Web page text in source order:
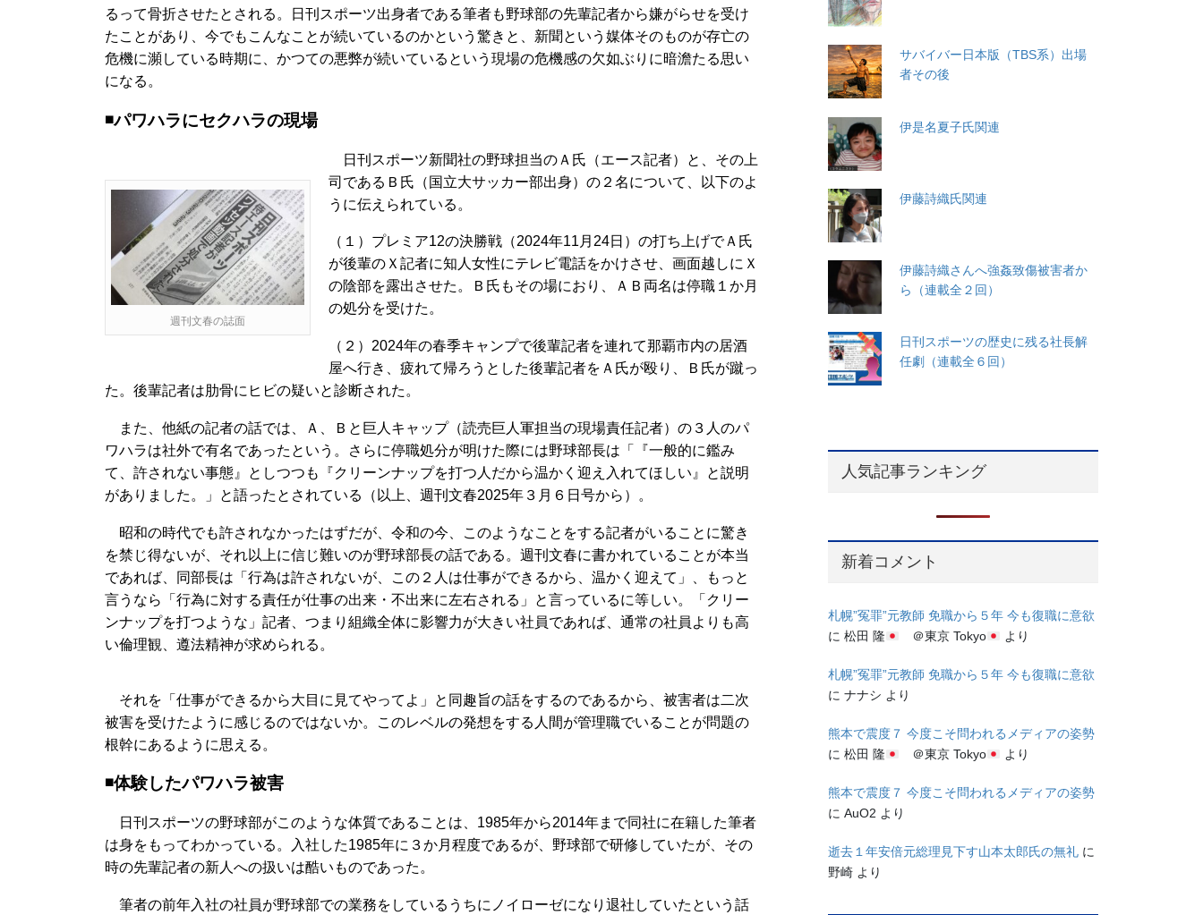
るって骨折させたとされる。日刊スポーツ出身者である筆者も野球部の先輩記者から嫌がらせを受け
たことがあり、今でもこんなことが続いているのかという驚きと、新聞という媒体そのものが存亡の
危機に瀕している時期に、かつての悪弊が続いているという現場の危機感の欠如ぶりに暗澹たる思い
になる。
◾️パワハラにセクハラの現場
週刊文春の誌面
日刊スポーツ新聞社の野球担当のＡ氏（エース記者）と、その上
司であるＢ氏（国立大サッカー部出身）の２名について、以下のよ
うに伝えられている。
（１）プレミア12の決勝戦（2024年11月24日）の打ち上げでＡ氏
が後輩のＸ記者に知人女性にテレビ電話をかけさせ、画面越しにＸ
の陰部を露出させた。Ｂ氏もその場におり、ＡＢ両名は停職１か月
の処分を受けた。
（２）2024年の春季キャンプで後輩記者を連れて那覇市内の居酒
屋へ行き、疲れて帰ろうとした後輩記者をＡ氏が殴り、Ｂ氏が蹴っ
た。後輩記者は肋骨にヒビの疑いと診断された。
また、他紙の記者の話では、Ａ、Ｂと巨人キャップ（読売巨人軍担当の現場責任記者）の３人のパ
ワハラは社外で有名であったという。さらに停職処分が明けた際には野球部長は「『一般的に鑑み
て、許されない事態』としつつも『クリーンナップを打つ人だから温かく迎え入れてほしい』と説明
がありました。」と語ったとされている（以上、週刊文春2025年３月６日号から）。
昭和の時代でも許されなかったはずだが、令和の今、このようなことをする記者がいることに驚き
を禁じ得ないが、それ以上に信じ難いのが野球部長の話である。週刊文春に書かれていることが本当
であれば、同部長は「行為は許されないが、この２人は仕事ができるから、温かく迎えて」、もっと
言うなら「行為に対する責任が仕事の出来・不出来に左右される」と言っているに等しい。「クリー
ンナップを打つような」記者、つまり組織全体に影響力が大きい社員であれば、通常の社員よりも高
い倫理観、遵法精神が求められる。
それを「仕事ができるから大目に見てやってよ」と同趣旨の話をするのであるから、被害者は二次
被害を受けたように感じるのではないか。このレベルの発想をする人間が管理職でいることが問題の
根幹にあるように思える。
◾️体験したパワハラ被害
日刊スポーツの野球部がこのような体質であることは、1985年から2014年まで同社に在籍した筆者
は身をもってわかっている。入社した1985年に３か月程度であるが、野球部で研修していたが、その
時の先輩記者の新人への扱いは酷いものであった。
筆者の前年入社の社員が野球部での業務をしているうちにノイローゼになり退社していたという話
サバイバー日本版（TBS系）出場
者その後
伊是名夏子氏関連
伊藤詩織氏関連
伊藤詩織さんへ強姦致傷被害者か
ら（連載全２回）
日刊スポーツの歴史に残る社長解
任劇（連載全６回）
人気記事ランキング
新着コメント
札幌”冤罪”元教師 免職から５年 今も復職に意欲
に松田 隆 ＠東京 Tokyo より
札幌”冤罪”元教師 免職から５年 今も復職に意欲
にナナシ より
熊本で震度７ 今度こそ問われるメディアの姿勢
に松田 隆 ＠東京 Tokyo より
熊本で震度７ 今度こそ問われるメディアの姿勢
にAuO2 より
逝去１年安倍元総理見下す山本太郎氏の無礼 に
野崎 より